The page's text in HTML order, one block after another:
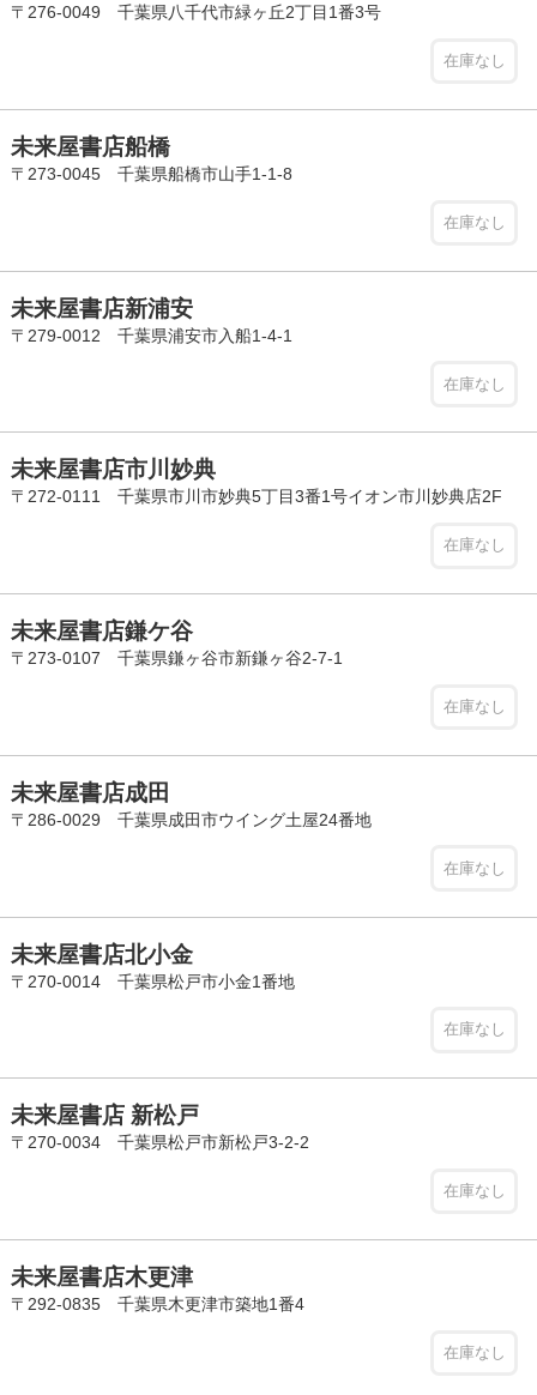
〒276-0049 千葉県八千代市緑ヶ丘2丁目1番3号
在庫なし
未来屋書店船橋
〒273-0045 千葉県船橋市山手1-1-8
在庫なし
未来屋書店新浦安
〒279-0012 千葉県浦安市入船1-4-1
在庫なし
未来屋書店市川妙典
〒272-0111 千葉県市川市妙典5丁目3番1号イオン市川妙典店2F
在庫なし
未来屋書店鎌ケ谷
〒273-0107 千葉県鎌ヶ谷市新鎌ヶ谷2-7-1
在庫なし
未来屋書店成田
〒286-0029 千葉県成田市ウイング土屋24番地
在庫なし
未来屋書店北小金
〒270-0014 千葉県松戸市小金1番地
在庫なし
未来屋書店 新松戸
〒270-0034 千葉県松戸市新松戸3-2-2
在庫なし
未来屋書店木更津
〒292-0835 千葉県木更津市築地1番4
在庫なし